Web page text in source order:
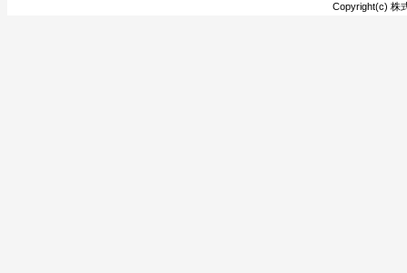
Copyright(c) 株